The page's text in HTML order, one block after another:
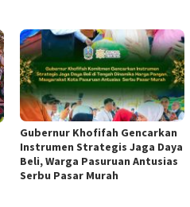
Gubernur Khofifah Gencarkan
Instrumen Strategis Jaga Daya
Beli, Warga Pasuruan Antusias
Serbu Pasar Murah